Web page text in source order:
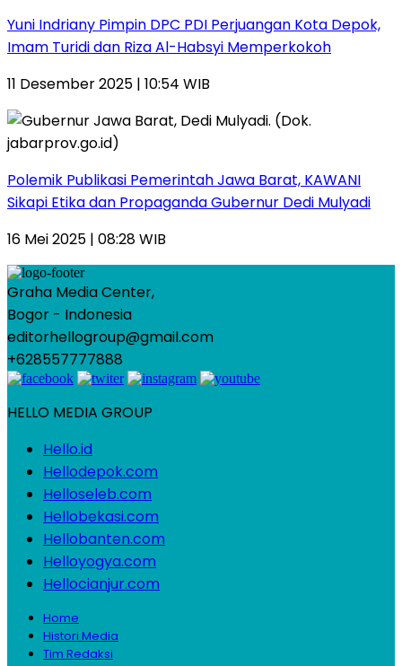
Yuni Indriany Pimpin DPC PDI Perjuangan Kota Depok,
Imam Turidi dan Riza Al-Habsyi Memperkokoh
11 Desember 2025 | 10:54 WIB
Polemik Publikasi Pemerintah Jawa Barat, KAWANI
Sikapi Etika dan Propaganda Gubernur Dedi Mulyadi
16 Mei 2025 | 08:28 WIB
Graha Media Center,
Bogor - Indonesia
editorhellogroup@gmail.com
+628557777888
HELLO MEDIA GROUP
Hello.id
Hellodepok.com
Helloseleb.com
Hellobekasi.com
Hellobanten.com
Helloyogya.com
Hellocianjur.com
Home
Histori Media
Tim Redaksi